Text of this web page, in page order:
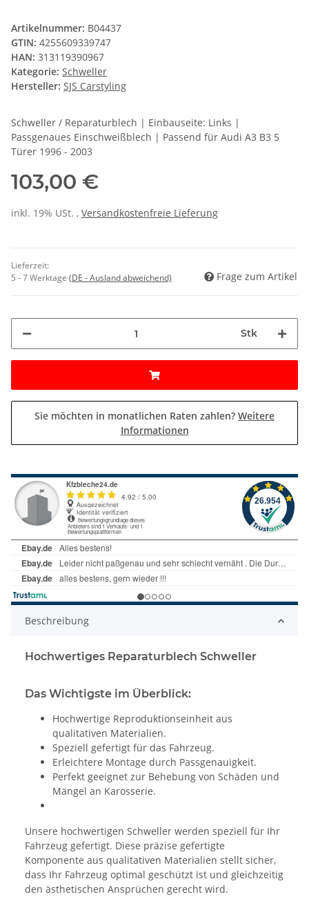
Artikelnummer: B04437
GTIN: 4255609339747
HAN: 313119390967
Kategorie: Schweller
Hersteller: SJS Carstyling
Schweller / Reparaturblech | Einbauseite: Links |
Passgenaues Einschweißblech | Passend für Audi A3 B3 5
Türer 1996 - 2003
103,00 €
inkl. 19% USt. , Versandkostenfreie Lieferung
Lieferzeit:
5 - 7 Werktage (DE - Ausland abweichend) Frage zum Artikel
Stk
Sie möchten in monatlichen Raten zahlen? Weitere
Informationen
Beschreibung
Hochwertiges Reparaturblech Schweller
Das Wichtigste im Überblick:
Hochwertige Reproduktionseinheit aus
qualitativen Materialien.
Speziell gefertigt für das Fahrzeug.
Erleichtere Montage durch Passgenauigkeit.
Perfekt geeignet zur Behebung von Schäden und
Mängel an Karosserie.
Unsere hochwertigen Schweller werden speziell für Ihr
Fahrzeug gefertigt. Diese präzise gefertigte
Komponente aus qualitativen Materialien stellt sicher,
dass Ihr Fahrzeug optimal geschützt ist und gleichzeitig
den ästhetischen Ansprüchen gerecht wird.